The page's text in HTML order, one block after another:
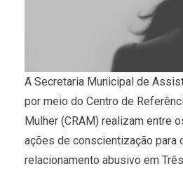
A Secretaria Municipal de
por meio do Centro de
Mulher (CRAM) realizam entre
ações de conscientização para
relacionamento abusivo em